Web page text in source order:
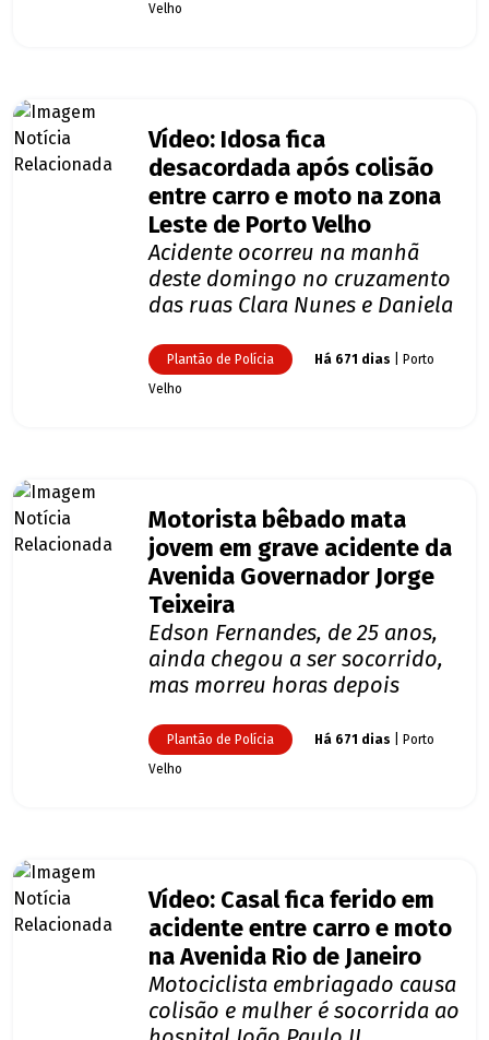
Velho
Vídeo: Idosa fica
desacordada após colisão
entre carro e moto na zona
Leste de Porto Velho
Acidente ocorreu na manhã
deste domingo no cruzamento
das ruas Clara Nunes e Daniela
Plantão de Polícia Há 671 dias | Porto
Velho
Motorista bêbado mata
jovem em grave acidente da
Avenida Governador Jorge
Teixeira
Edson Fernandes, de 25 anos,
ainda chegou a ser socorrido,
mas morreu horas depois
Plantão de Polícia Há 671 dias | Porto
Velho
Vídeo: Casal fica ferido em
acidente entre carro e moto
na Avenida Rio de Janeiro
Motociclista embriagado causa
colisão e mulher é socorrida ao